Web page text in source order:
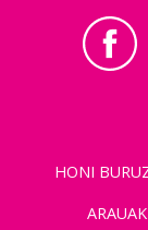
HONI
ARAUAK